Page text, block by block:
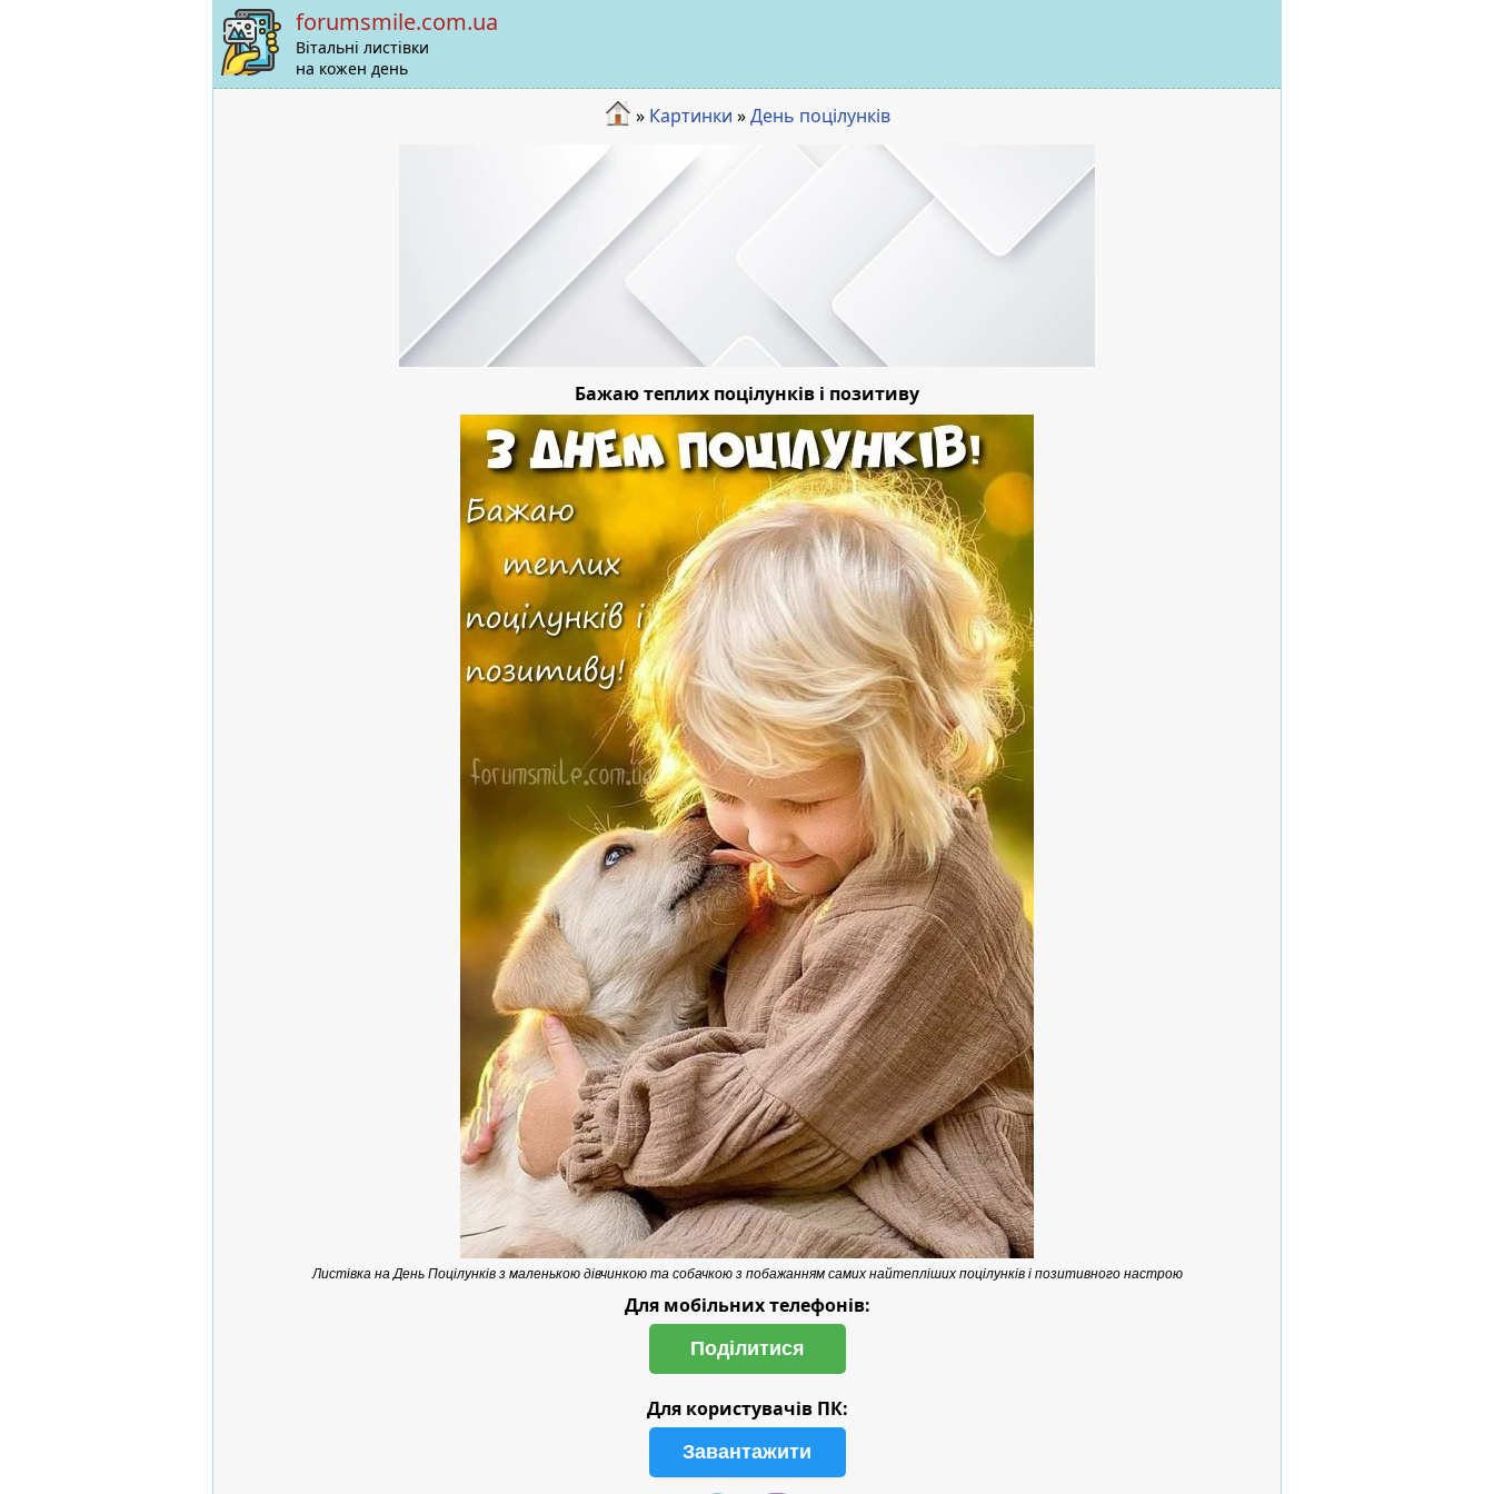
forumsmile.com.ua
Вітальні листівки
на кожен день
» Картинки »День поцілунків
Бажаю теплих поцілунків і позитиву
Листівка на День Поцілунків з маленькою дівчинкою та собачкою з побажанням самих найтепліших поцілунків і позитивного настрою
Для мобільних телефонів:
Поділитися
Для користувачів ПК:
Завантажити